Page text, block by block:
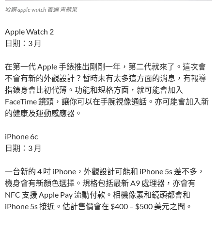
收購 apple watch 首選 青蘋果
Apple Watch 2
日期：3 月
在第一代 Apple 手錶推出剛剛一年，第二代就來了。這次會
不會有新的外觀設計？暫時未有太多這方面的消息，有報導
指錶身會比初代薄。功能和規格方面，就可能會加入
FaceTime 鏡頭，讓你可以在手腕視像通話。亦可能會加入新
的健康及運動感應器。
iPhone 6c
日期：3 月
一台新的 4 吋 iPhone，外觀設計可能和 iPhone 5s 差不多，
機身會有新顏色選擇。規格包括最新 A9 處理器，亦會有
NFC 支援 Apple Pay 流動付款。相機像素和鏡頭都會和
iPhone 5s 接近。估計售價會在 $400 – $500 美元之間。